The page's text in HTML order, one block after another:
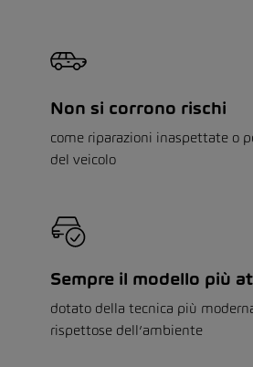
Non si corrono rischi
come riparazioni inaspettate o
del veicolo
Sempre il modello più
dotato della tecnica più
rispettose dell’ambiente